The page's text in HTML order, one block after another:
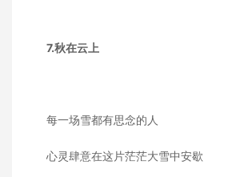
7.秋在云上
每一场雪都有思念的人
心灵肆意在这片茫茫大雪中安歇